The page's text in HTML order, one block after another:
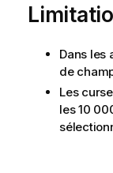
Dans les
de
Les
les 10